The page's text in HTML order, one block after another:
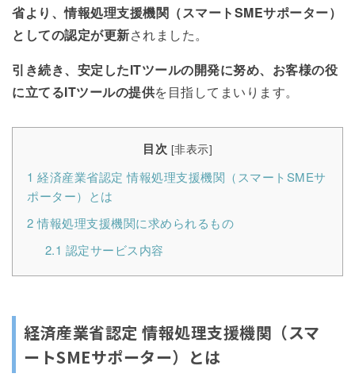
省より、情報処理支援機関（スマートSMEサポーター）
としての認定が更新されました。
引き続き、安定したITツールの開発に努め、お客様の役
に立てるITツールの提供を目指してまいります。
目次 [非表示]
1 経済産業省認定 情報処理支援機関（スマートSMEサ
ポーター）とは
2情報処理支援機関に求められるもの
2.1 認定サービス内容
経済産業省認定 情報処理支援機関（スマ
ートSMEサポーター）とは